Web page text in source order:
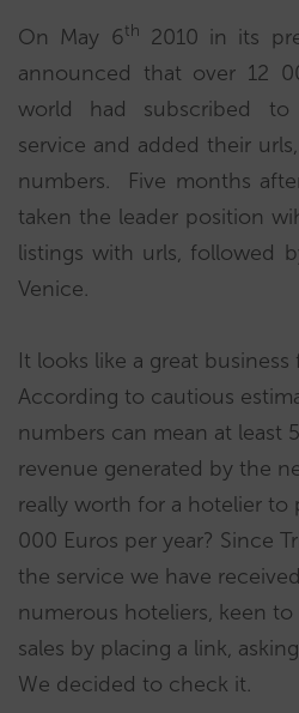
On May 6th
2010 in its
announced that over 12
world had subscribed
service and added their
numbers. Five months
taken the leader position
listings with urls, followed
Venice.
It looks like a great business
According to cautious
numbers can mean at least
revenue generated by the
really worth for a hotelier to
000 Euros per year? Since
the service we have
numerous hoteliers, keen
sales by placing a link,
We decided to check it.